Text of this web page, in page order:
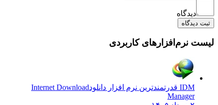
دیدگاه
ثبت دیدگاه
لیست نرم‌افزارهای کاربردی
IDM قدرتمندترین نرم افزار دانلود
Internet Download
Manager